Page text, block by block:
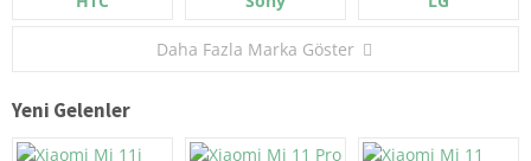
Daha Fazla Marka Göster
Yeni Gelenler